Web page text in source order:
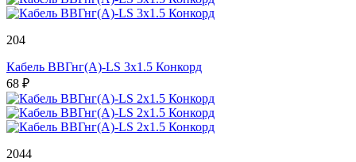
204
Кабель ВВГнг(А)-LS 3х1.5 Конкорд
68 ₽
2044